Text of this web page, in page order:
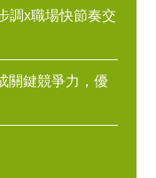
調x職場快節奏交
關鍵競爭力，優